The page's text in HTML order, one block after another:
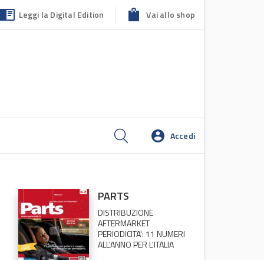
Leggi la Digital Edition Vai allo shop
Accedi
PARTS
DISTRIBUZIONE
AFTERMARKET
PERIODICITA': 11 NUMERI
ALL'ANNO PER L'ITALIA